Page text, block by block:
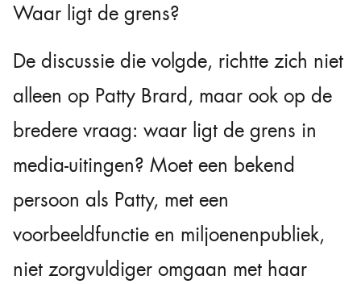
Waar ligt de grens?
De discussie die volgde, richtte zich niet
alleen op Patty Brard, maar ook op de
bredere vraag: waar ligt de grens in
media-uitingen? Moet een bekend
persoon als Patty, met een
voorbeeldfunctie en miljoenenpubliek,
niet zorgvuldiger omgaan met haar